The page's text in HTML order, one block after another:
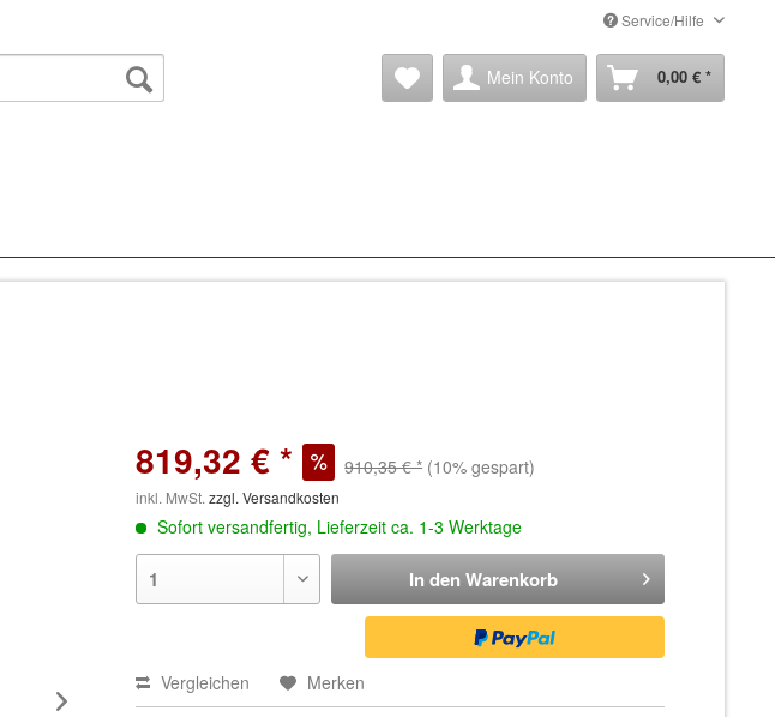
Service/Hilfe
Mein Konto 0,00 € *
819,32 € * 910,35 € * (10% gespart)
inkl. MwSt.zzgl. Versandkosten
Sofort versandfertig, Lieferzeit ca. 1-3 Werktage
In den Warenkorb
Vergleichen Merken